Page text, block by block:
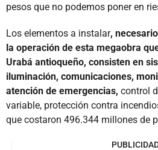
pesos que no podemos poner en
Los elementos a instalar,
la operación de esta megaobra
Urabá antioqueño, consisten en
iluminación, comunicaciones,
atención de emergencias, control
variable, protección contra
que costaron 496.344 millones de